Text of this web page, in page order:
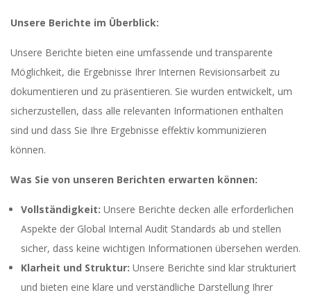
Unsere Berichte im Überblick:
Unsere Berichte bieten eine umfassende und transparente
Möglichkeit, die Ergebnisse Ihrer Internen Revisionsarbeit zu
dokumentieren und zu präsentieren. Sie wurden entwickelt, um
sicherzustellen, dass alle relevanten Informationen enthalten
sind und dass Sie Ihre Ergebnisse effektiv kommunizieren
können.
Was Sie von unseren Berichten erwarten können:
Vollständigkeit: Unsere Berichte decken alle erforderlichen
Aspekte der Global Internal Audit Standards ab und stellen
sicher, dass keine wichtigen Informationen übersehen werden.
Klarheit und Struktur: Unsere Berichte sind klar strukturiert
und bieten eine klare und verständliche Darstellung Ihrer